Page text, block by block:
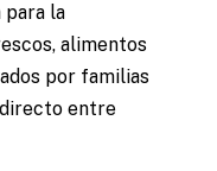
la
alimentos
por familias
entre